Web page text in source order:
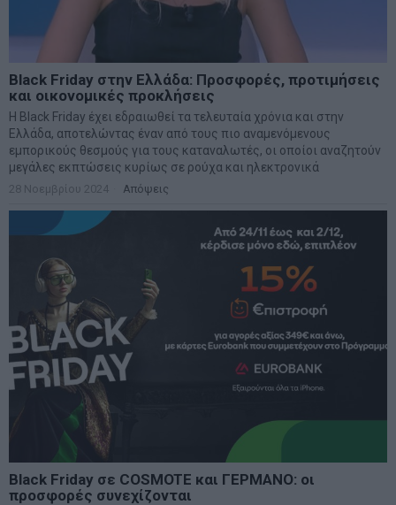
Black Friday στην Ελλάδα: Προσφορές, προτιμήσεις
και οικονομικές προκλήσεις
Η Black Friday έχει εδραιωθεί τα τελευταία χρόνια και στην
Ελλάδα, αποτελώντας έναν από τους πιο αναμενόμενους
εμπορικούς θεσμούς για τους καταναλωτές, οι οποίοι αναζητούν
μεγάλες εκπτώσεις κυρίως σε ρούχα και ηλεκτρονικά
28 Νοεμβρίου 2024 Απόψεις
Black Friday σε COSMOTE και ΓΕΡΜΑΝΟ: οι
προσφορές συνεχίζονται